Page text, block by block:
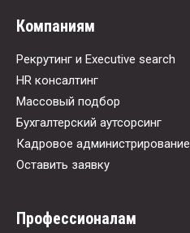
Компаниям
Рекрутинг и Executive search
HR консалтинг
Массовый подбор
Бухгалтерский аутсорсинг
Кадровое администрирование
Оставить заявку
Профессионалам